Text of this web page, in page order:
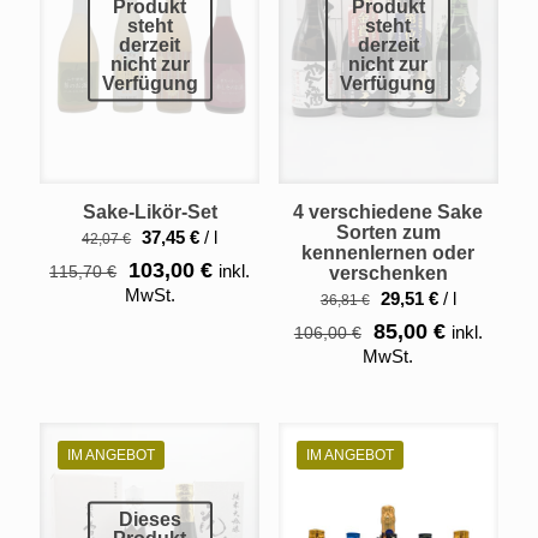
Produkt
steht
derzeit
nicht zur
Verfügung
Sake-Likör-Set
42,07€ 37,45€ / l
115,70€
Ursprünglicher
Preis
103,00€Aktueller
103,00 €.
inkl.
MwSt.
Produkt
steht
derzeit
nicht zur
Verfügung
4 verschiedene Sake
Sorten zum
kennenlernen oder
verschenken
36,81€ 29,51 €/ l
106,00€
Ursprünglicher
Preis
85,00 €Aktueller
inkl.
MwSt.
IM ANGEBOT
Dieses
IM ANGEBOT